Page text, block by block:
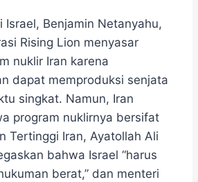
Israel, Benjamin Netanyahu,
Rising Lion menyasar
nuklir Iran karena
dapat memproduksi senjata
singkat. Namun, Iran
program nuklirnya bersifat
Tertinggi Iran, Ayatollah Ali
bahwa Israel “harus
berat,” dan menteri